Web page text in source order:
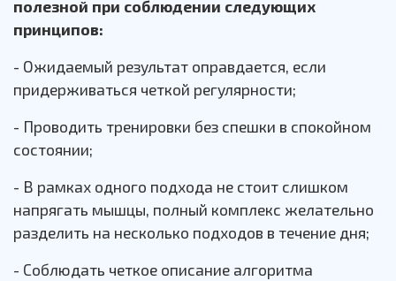
полезной при соблюдении следующих
принципов:
- Ожидаемый результат оправдается, если
придерживаться четкой регулярности;
- Проводить тренировки без спешки в спокойном
состоянии;
- В рамках одного подхода не стоит слишком
напрягать мышцы, полный комплекс желательно
разделить на несколько подходов в течение дня;
- Соблюдать четкое описание алгоритма